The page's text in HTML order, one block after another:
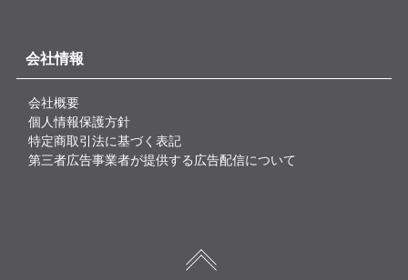
会社情報
会社概要
個人情報保護方針
特定商取引法に基づく表記
第三者広告事業者が提供する広告配信について